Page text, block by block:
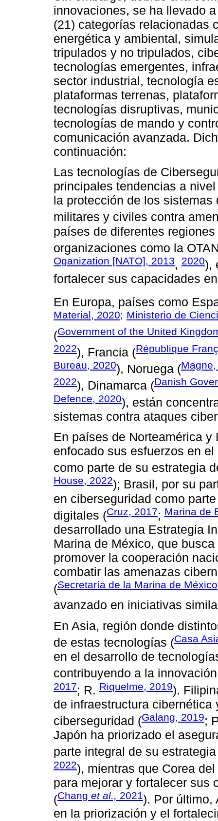
innovaciones, se ha llevado
(21) categorías relacionadas
energética y ambiental,
tripulados y no tripulados,
tecnologías emergentes,
sector industrial, tecnología
plataformas terrenas,
tecnologías disruptivas,
tecnologías de mando y
comunicación avanzada.
continuación:
Las tecnologías de
principales tendencias a
la protección de los
militares y civiles contra
países de diferentes
organizaciones como la
Oganization [NATO], 2013, 2020),
fortalecer sus capacidades
En Europa, países como
Material, 2020; Ministerio de
(Government of the United
2022), Francia (République
Bureau, 2020), Noruega (
2022), Dinamarca (Danish
Defence, 2020), están
sistemas contra ataques
En países de Norteamérica
enfocado sus esfuerzos en
como parte de su estrategia
House, 2022); Brasil, por su
en ciberseguridad como
digitales (Cruz, 2017; Marina de
desarrollado una Estrategia
Marina de México, que
promover la cooperación
combatir las amenazas
(Secretaría de la Marina de
avanzado en iniciativas
En Asia, región donde
de estas tecnologías (Casa
en el desarrollo de
contribuyendo a la
2017; R. Riquelme, 2019).
de infraestructura
ciberseguridad (Galang, 2019;
Japón ha priorizado el
parte integral de su
2022), mientras que Corea
para mejorar y fortalecer sus
(Chang et al., 2021). Por último,
en la priorización y el